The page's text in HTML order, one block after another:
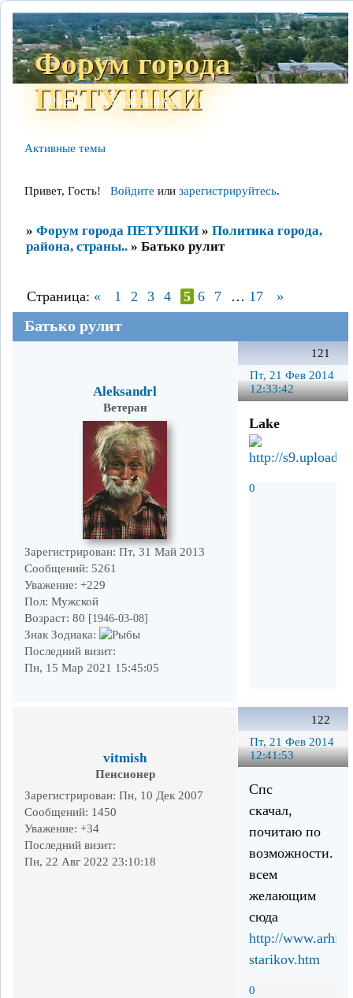
Форум города
ПЕТУШКИ
Форум Участники Сайт
Поиск
Регистрация
Активные темы
Привет, Гость! Войдите или зарегистрируйтесь.
» Форум города ПЕТУШКИ » Политика города,
района, страны.. » Батько рулит
Батько рулит
Страница: « 1 2 3 4 5 6 7 … 17 »
121
Пт, 21 Фев 2014
12:33:42
Aleksandrl
Ветеран
Зарегистрирован: Пт, 31 Май 2013
Сообщений: 5261
Уважение: +229
Пол: Мужской
Возраст: 80 [1946-03-08]
Знак Зодиака:
Последний визит:
Пн, 15 Мар 2021 15:45:05
Lake
0
122
Пт, 21 Фев 2014
12:41:53
vitmish
Пенсионер
Зарегистрирован: Пн, 10 Дек 2007
Сообщений: 1450
Уважение: +34
Последний визит:
Пн, 22 Авг 2022 23:10:18
Спс
скачал,
почитаю по
возможности.
всем
желающим
сюда
http://
starikov.htm
0